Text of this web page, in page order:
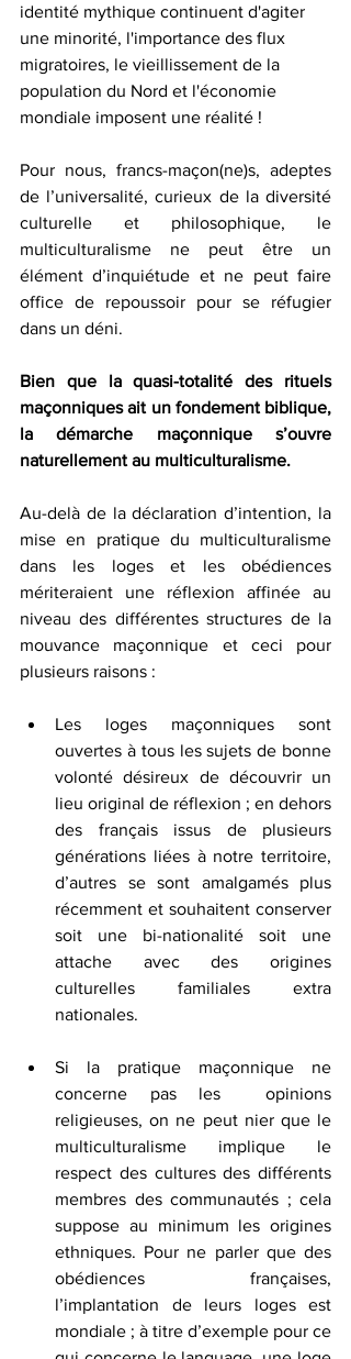
identité mythique continuent d'agiter
une minorité, l'importance des flux
migratoires, le vieillissement de la
population du Nord et l'économie
mondiale imposent une réalité !
Pour nous, francs-maçon(ne)s, adeptes
de l’universalité, curieux de la diversité
culturelle et philosophique, le
multiculturalisme ne peut être un
élément d’inquiétude et ne peut faire
office de repoussoir pour se réfugier
dans un déni.
Bien que la quasi-totalité des rituels
maçonniques ait un fondement biblique,
la démarche maçonnique s’ouvre
naturellement au multiculturalisme.
Au-delà de la déclaration d’intention, la
mise en pratique du multiculturalisme
dans les loges et les obédiences
mériteraient une réflexion affinée au
niveau des différentes structures de la
mouvance maçonnique et ceci pour
plusieurs raisons :
Les loges maçonniques sont
ouvertes à tous les sujets de bonne
volonté désireux de découvrir un
lieu original de réflexion ; en dehors
des français issus de plusieurs
générations liées à notre territoire,
d’autres se sont amalgamés plus
récemment et souhaitent conserver
soit une bi-nationalité soit une
attache avec des origines
culturelles familiales extra
nationales.
Si la pratique maçonnique ne
concerne pas les  opinions
religieuses, on ne peut nier que le
multiculturalisme implique le
respect des cultures des différents
membres des communautés ; cela
suppose au minimum les origines
ethniques. Pour ne parler que des
obédiences françaises,
l’implantation de leurs loges est
mondiale ; à titre d’exemple pour ce